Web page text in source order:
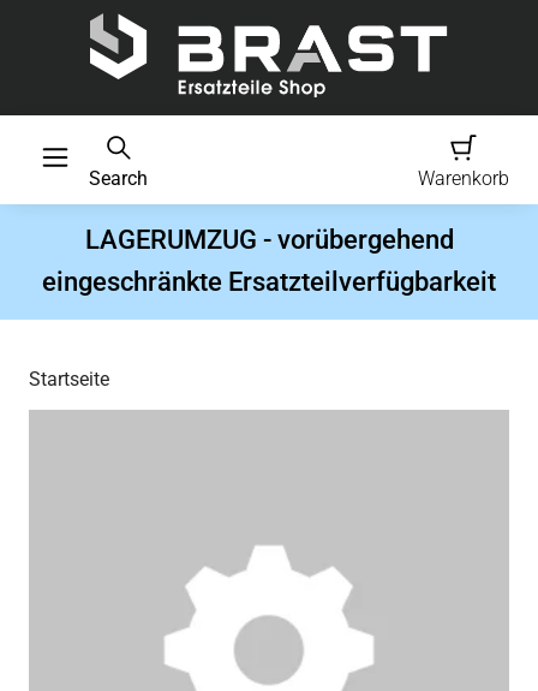
Search Warenkorb
LAGERUMZUG - vorübergehend
eingeschränkte Ersatzteilverfügbarkeit
Startseite